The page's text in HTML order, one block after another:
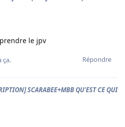
le jpv
Répondre
ça.
SCARABEE+MBB QU'EST CE QUI